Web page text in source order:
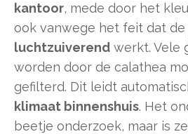
kantoor, mede door het
ook vanwege het feit dat
luchtzuiverend werkt. Vele
worden door de calathea
gefilterd. Dit leidt
klimaat binnenshuis. Het
beetje onderzoek, maar is